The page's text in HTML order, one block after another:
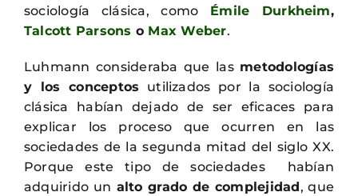
sociología clásica, como Émile Durkheim,
Talcott Parsons o Max Weber.
Luhmann consideraba que las metodologías
y los conceptos utilizados por la sociología
clásica habían dejado de ser eficaces para
explicar los proceso que ocurren en las
sociedades de la segunda mitad del siglo XX.
Porque este tipo de sociedades habían
adquirido un alto grado de complejidad, que